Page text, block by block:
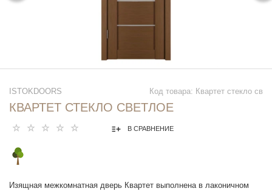
Код товара: Квартет стекло св
ISTOKDOORS
КВАРТЕТ СТЕКЛО СВЕТЛОЕ
В СРАВНЕНИЕ
Изящная межкомнатная дверь Квартет выполнена в лаконичном